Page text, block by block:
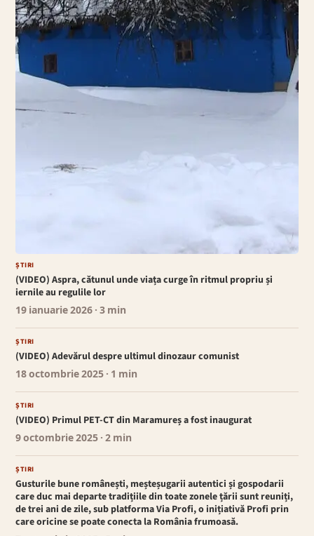
ȘTIRI
(VIDEO) Aspra, cătunul unde viața curge în ritmul propriu și
iernile au regulile lor
19 ianuarie 2026 · 3 min
ȘTIRI
(VIDEO) Adevărul despre ultimul dinozaur comunist
18 octombrie 2025 · 1 min
ȘTIRI
(VIDEO) Primul PET-CT din Maramureș a fost inaugurat
9 octombrie 2025 · 2 min
ȘTIRI
Gusturile bune românești, meșteșugarii autentici și gospodarii
care duc mai departe tradițiile din toate zonele țării sunt reuniți,
de trei ani de zile, sub platforma Via Profi, o inițiativă Profi prin
care oricine se poate conecta la România frumoasă.